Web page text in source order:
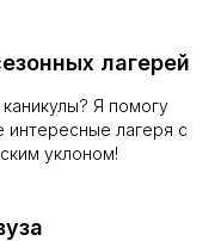
лагерей
Я помогу
интересные лагеря с
уклоном!